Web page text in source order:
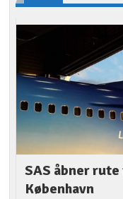
SAS åbner
København